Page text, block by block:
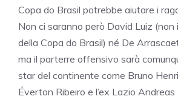
Copa do Brasil potrebbe aiutare i
Non ci saranno però David Luiz
della Copa do Brasil) né De
ma il parterre offensivo sarà
star del continente come Bruno
Éverton Ribeiro e l’ex Lazio Andreas